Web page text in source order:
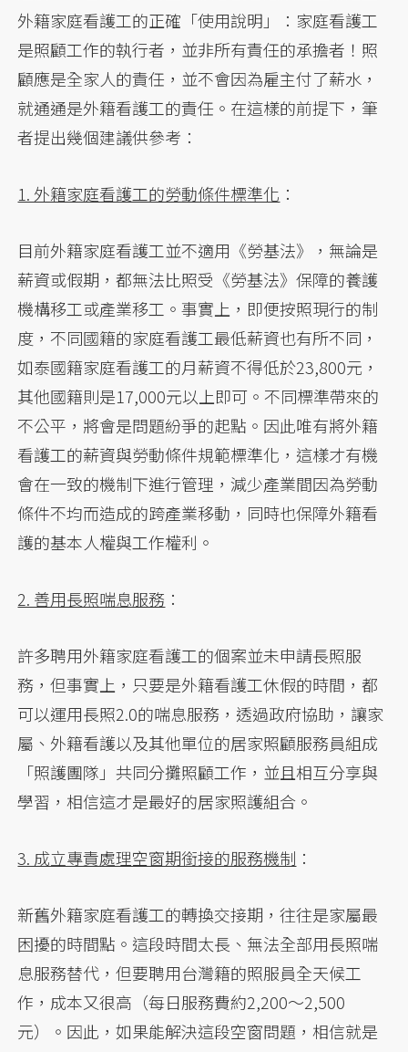
外籍家庭看護工的正確「使用說明」：家庭看護工
是照顧工作的執行者，並非所有責任的承擔者！照
顧應是全家人的責任，並不會因為雇主付了薪水，
就通通是外籍看護工的責任。在這樣的前提下，筆
者提出幾個建議供參考：
1. 外籍家庭看護工的勞動條件標準化 ：
目前外籍家庭看護工並不適用《勞基法》，無論是
薪資或假期，都無法比照受《勞基法》保障的養護
機構移工或產業移工。事實上，即便按照現行的制
度，不同國籍的家庭看護工最低薪資也有所不同，
如泰國籍家庭看護工的月薪資不得低於23,800元，
其他國籍則是17,000元以上即可。不同標準帶來的
不公平，將會是問題紛爭的起點。因此唯有將外籍
看護工的薪資與勞動條件規範標準化，這樣才有機
會在一致的機制下進行管理，減少產業間因為勞動
條件不均而造成的跨產業移動，同時也保障外籍看
護的基本人權與工作權利。
2. 善用長照喘息服務 ：
許多聘用外籍家庭看護工的個案並未申請長照服
務，但事實上，只要是外籍看護工休假的時間，都
可以運用長照2.0的喘息服務，透過政府協助，讓家
屬、外籍看護以及其他單位的居家照顧服務員組成
「照護團隊」共同分攤照顧工作，並且相互分享與
學習，相信這才是最好的居家照護組合。
3. 成立專責處理空窗期銜接的服務機制 ：
新舊外籍家庭看護工的轉換交接期，往往是家屬最
困擾的時間點。這段時間太長、無法全部用長照喘
息服務替代，但要聘用台灣籍的照服員全天候工
作，成本又很高（每日服務費約2,200～2,500
元）。因此，如果能解決這段空窗問題，相信就是